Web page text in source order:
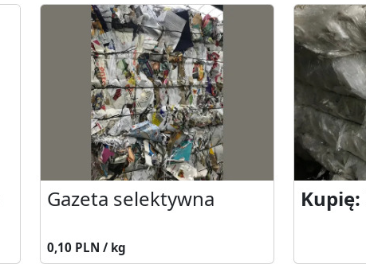
Gazeta selektywna
0,10 PLN / kg
Kupię: